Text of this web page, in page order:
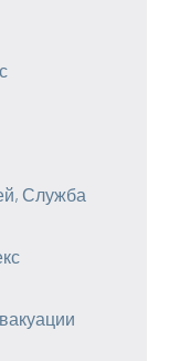
Служба